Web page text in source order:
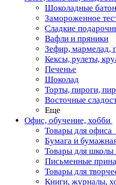
Шоколадные
Замороженное
Сладкие
Вафли и пряники
Зефир, мармелад,
Кексы, рулеты,
Печенье
Шоколад
Торты, пироги,
Восточные
Еще
Офис, обучение, хобби
Товары для офиса
Бумага и
Товары для школы
Письменные
Товары для
Книги, журналы,